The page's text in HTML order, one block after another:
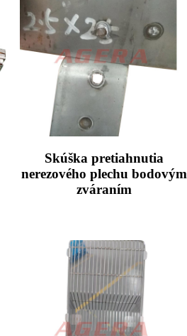
Skúška pretiahnutia
nerezového plechu bodovým
zváraním